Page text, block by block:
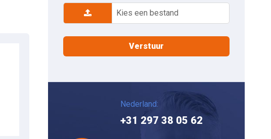
Kies een bestand
Nederland:
+31 297 38 05 62